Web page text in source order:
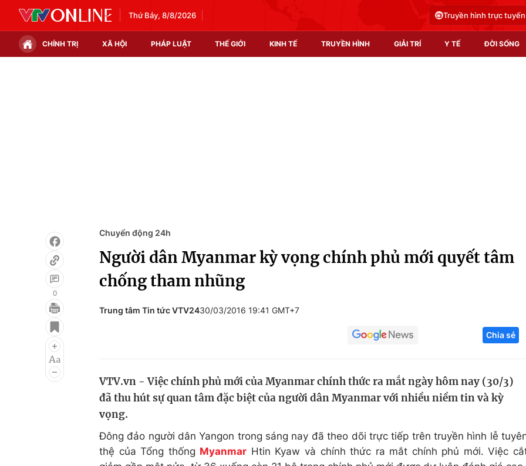
Thứ Bảy, 8/8/2026 Truyền hình trực tuyến
CHÍNH TRỊ XÃ HỘI PHÁP LUẬT THẾ GIỚI KINH TẾ TRUYỀN HÌNH GIẢI TRÍ Y TẾ ĐỜI SỐNG
Infographic
Điện ảnh
Âm nhạc
Chất lượng cuộc sống
Tuyển sinh
Hitech Công
Thị trường
0
Chuyển động 24h
Người dân Myanmar kỳ vọng chính phủ mới quyết tâm
chống tham nhũng
Trung tâm Tin tức VTV2430/03/2016 19:41 GMT+7
Chia sẻ
VTV.vn - Việc chính phủ mới của Myanmar chính thức ra mắt ngày hôm nay (30/3)
đã thu hút sự quan tâm đặc biệt của người dân Myanmar với nhiều niềm tin và kỳ
vọng.
Đông đảo người dân Yangon trong sáng nay đã theo dõi trực tiếp trên truyền hình lễ
thệ của Tổng thống Myanmar Htin Kyaw và chính thức ra mắt chính phủ mới. Việc